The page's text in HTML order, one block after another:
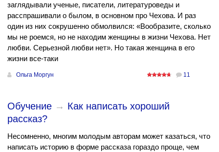
заглядывали ученые, писатели, литературоведы и
расспрашивали о былом, в основном про Чехова. И раз
один из них сокрушенно обмолвился: «Вообразите, сколько
мы не роемся, но не находим женщины в жизни Чехова. Нет
любви. Серьезной любви нет». Но такая женщина в его
жизни все-таки
Ольга Моргун 11
Обучение → Как написать хороший
рассказ?
Несомненно, многим молодым авторам может казаться, что
написать историю в форме рассказа гораздо проще, чем